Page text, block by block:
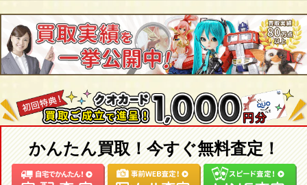
かんたん買取！今すぐ無料査定！